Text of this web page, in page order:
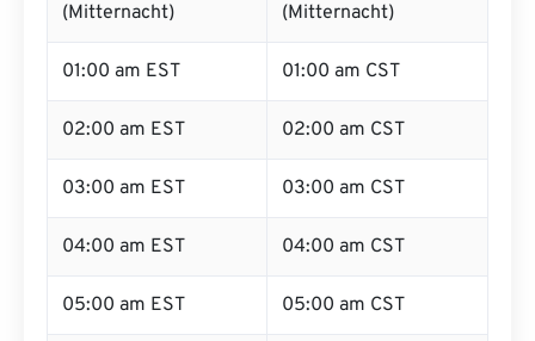
(Mitternacht)
(Mitternacht)
01:00 am EST 01:00 am CST
02:00 am EST 02:00 am CST
03:00 am EST 03:00 am CST
04:00 am EST 04:00 am CST
05:00 am EST 05:00 am CST